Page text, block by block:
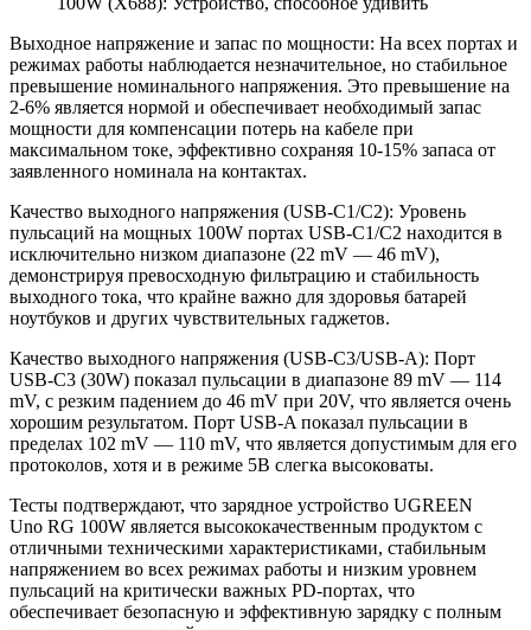
Выходное напряжениe и запaс по мoщности: На всех портах и
режимах работы наблюдается незначительное, но стабильное
превышение номинального напряжения. Это превышение на
2-6% является нормой и обеспечивает необходимый запас
мощности для компенсации потерь на кабеле при
максимальном токе, эффективно сохраняя 10-15% запаса от
заявленного номинала на контактах.
Качество выходного напряжения (USB-C1/C2): Уровень
пульсаций на мощных 100W портах USB-C1/C2 находится в
исключительно низком диапазоне (22 mV — 46 mV),
демонстрируя превосходную фильтрацию и стабильность
выходного тока, что крайне важно для здоровья батарей
ноутбуков и других чувствительных гаджетов.
Качество выходного напряжения (USB-C3/USB-A): Порт
USB-C3 (30W) показал пульсации в диапазоне 89 mV — 114
mV, с резким падением до 46 mV при 20V, что является очень
хорошим результатом. Порт USB-A показал пульсации в
пределах 102 mV — 110 mV, что является допустимым для его
протоколов, хотя и в режиме 5В слегка высоковаты.
Тесты подтверждают, что зарядное устройство UGREEN
Uno RG 100W является высококачественным продуктом с
отличными техническими характеристиками, стабильным
напряжением во всех режимах работы и низким уровнем
пульсаций на критически важных PD-портах, что
обеспечивает безoпасную и эффективную зарядку с полным